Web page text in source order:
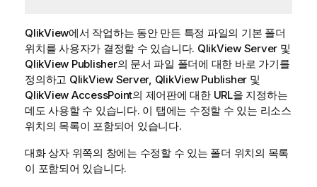
QlikView에서 작업하는 동안 만든 특정 파일의 기본 폴더
위치를 사용자가 결정할 수 있습니다. QlikView Server 및
QlikView Publisher의 문서 파일 폴더에 대한 바로 가기를
정의하고 QlikView Server, QlikView Publisher 및
QlikView AccessPoint의 제어판에 대한 URL을 지정하는
데도 사용할 수 있습니다. 이 탭에는 수정할 수 있는 리소스
위치의 목록이 포함되어 있습니다.
대화 상자 위쪽의 창에는 수정할 수 있는 폴더 위치의 목록
이 포함되어 있습니다.